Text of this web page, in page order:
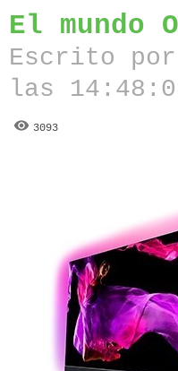
El mundo
Escrito por
las
3093